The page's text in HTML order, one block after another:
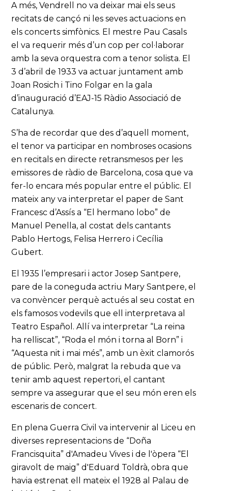
A més, Vendrell no va deixar mai els seus
recitats de cançó ni les seves actuacions en
els concerts simfònics. El mestre Pau Casals
el va requerir més d’un cop per col·laborar
amb la seva orquestra com a tenor solista. El
3 d’abril de 1933 va actuar juntament amb
Joan Rosich i Tino Folgar en la gala
d’inauguració d’EAJ-15 Ràdio Associació de
Catalunya.
S’ha de recordar que des d’aquell moment,
el tenor va participar en nombroses ocasions
en recitals en directe retransmesos per les
emissores de ràdio de Barcelona, cosa que va
fer-lo encara més popular entre el públic. El
mateix any va interpretar el paper de Sant
Francesc d’Assís a “El hermano lobo” de
Manuel Penella, al costat dels cantants
Pablo Hertogs, Felisa Herrero i Cecília
Gubert.
El 1935 l’empresari i actor Josep Santpere,
pare de la coneguda actriu Mary Santpere, el
va convèncer perquè actués al seu costat en
els famosos vodevils que ell interpretava al
Teatro Español. Allí va interpretar “La reina
ha relliscat”, “Roda el món i torna al Born” i
“Aquesta nit i mai més”, amb un èxit clamorós
de públic. Però, malgrat la rebuda que va
tenir amb aquest repertori, el cantant
sempre va assegurar que el seu món eren els
escenaris de concert.
En plena Guerra Civil va intervenir al Liceu en
diverses representacions de “Doña
Francisquita” d'Amadeu Vives i de l'òpera “El
giravolt de maig” d'Eduard Toldrà, obra que
havia estrenat ell mateix el 1928 al Palau de